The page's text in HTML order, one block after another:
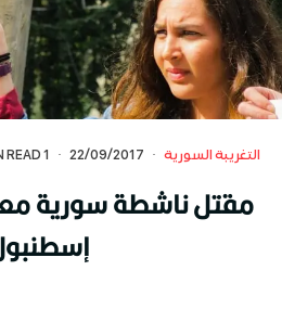
التغريبة السورية ·
22/09/2017
·
1 MIN READ
مقتل ناشطة سورية